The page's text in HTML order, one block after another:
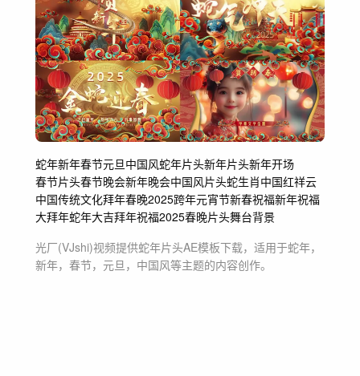
蛇年新年春节元旦中国风蛇年片头新年片头新年开场
春节片头春节晚会新年晚会中国风片头蛇生肖中国红祥云
中国传统文化拜年春晚2025跨年元宵节新春祝福新年祝福
大拜年蛇年大吉拜年祝福2025春晚片头舞台背景
光厂(VJshi)视频提供蛇年片头AE模板下载，适用于蛇年，
新年，春节，元旦，中国风等主题的内容创作。